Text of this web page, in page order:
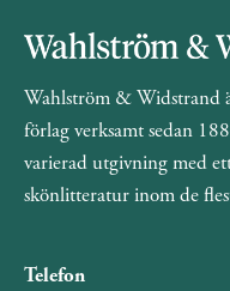
Wahlström & Widstrand
förlag verksamt sedan
varierad utgivning med
skönlitteratur inom de
Telefon